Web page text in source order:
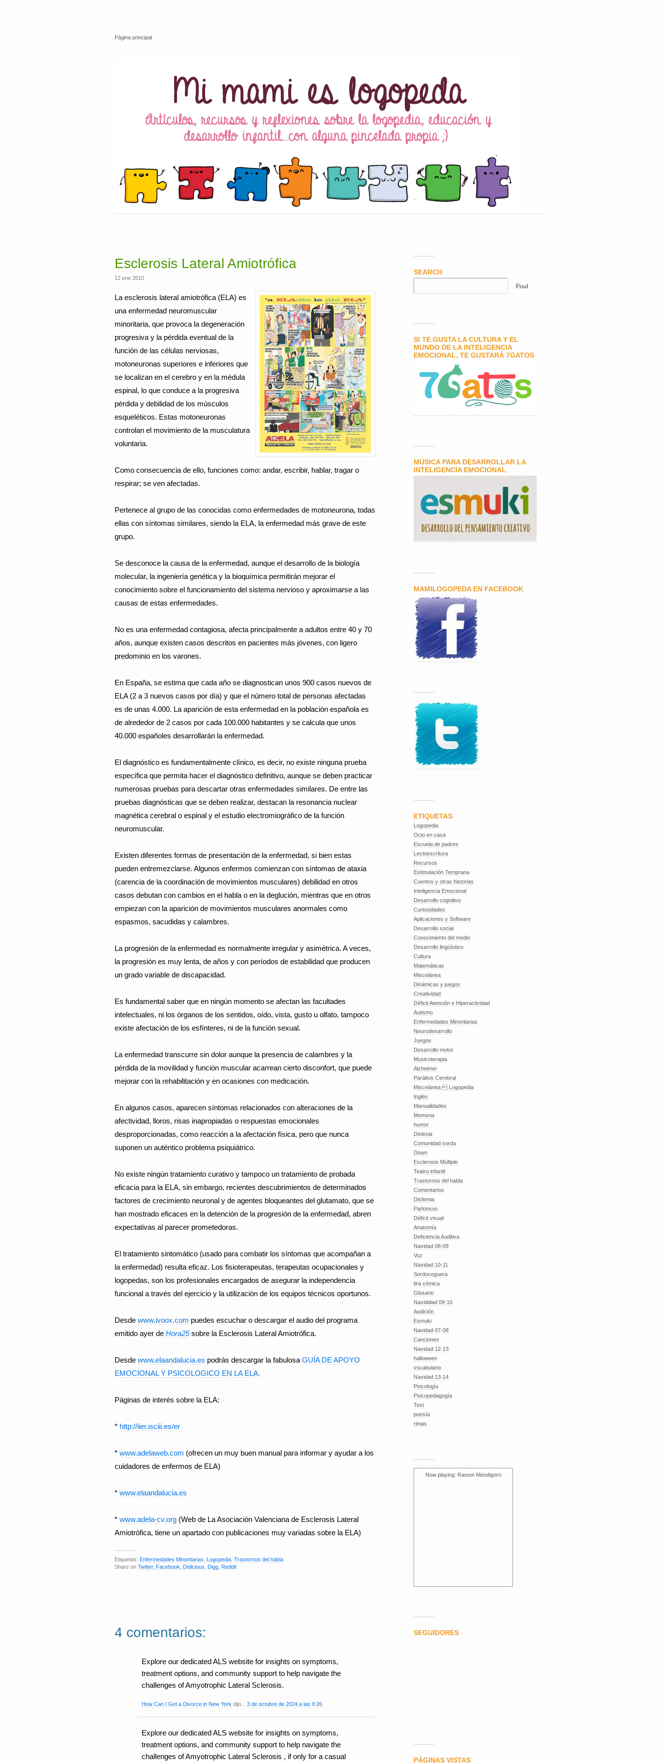
Página principal
Esclerosis Lateral Amiotrófica
12 ene 2010
La esclerosis lateral amiotrófica (ELA) es
una enfermedad neuromuscular
minoritaria, que provoca la degeneración
progresiva y la pérdida eventual de la
función de las células nerviosas,
motoneuronas superiores e inferiores que
se localizan en el cerebro y en la médula
espinal, lo que conduce a la progresiva
pérdida y debilidad de los músculos
esqueléticos. Estas motoneuronas
controlan el movimiento de la musculatura
voluntaria.
Como consecuencia de ello, funciones como: andar, escribir, hablar, tragar o
respirar; se ven afectadas.
Pertenece al grupo de las conocidas como enfermedades de motoneurona, todas
ellas con síntomas similares, siendo la ELA, la enfermedad más grave de este
grupo.
Se desconoce la causa de la enfermedad, aunque el desarrollo de la biología
molecular, la ingeniería genética y la bioquímica permitirán mejorar el
conocimiento sobre el funcionamiento del sistema nervioso y aproximarse a las
causas de estas enfermedades.
No es una enfermedad contagiosa, afecta principalmente a adultos entre 40 y 70
años, aunque existen casos descritos en pacientes más jóvenes, con ligero
predominio en los varones.
En España, se estima que cada año se diagnostican unos 900 casos nuevos de
ELA (2 a 3 nuevos casos por día) y que el número total de personas afectadas
es de unas 4.000. La aparición de esta enfermedad en la población española es
de alrededor de 2 casos por cada 100.000 habitantes y se calcula que unos
40.000 españoles desarrollarán la enfermedad.
El diagnóstico es fundamentalmente clínico, es decir, no existe ninguna prueba
específica que permita hacer el diagnóstico definitivo, aunque se deben practicar
numerosas pruebas para descartar otras enfermedades similares. De entre las
pruebas diagnósticas que se deben realizar, destacan la resonancia nuclear
magnética cerebral o espinal y el estudio electromiográfico de la función
neuromuscular.
Existen diferentes formas de presentación de la enfermedad, si bien estas
pueden entremezclarse. Algunos enfermos comienzan con síntomas de ataxia
(carencia de la coordinación de movimientos musculares) debilidad en otros
casos debutan con cambios en el habla o en la deglución, mientras que en otros
empiezan con la aparición de movimientos musculares anormales como
espasmos, sacudidas y calambres.
La progresión de la enfermedad es normalmente irregular y asimétrica. A veces,
la progresión es muy lenta, de años y con períodos de estabilidad que producen
un grado variable de discapacidad.
Es fundamental saber que en ningún momento se afectan las facultades
intelectuales, ni los órganos de los sentidos, oído, vista, gusto u olfato, tampoco
existe afectación de los esfínteres, ni de la función sexual.
La enfermedad transcurre sin dolor aunque la presencia de calambres y la
pérdida de la movilidad y función muscular acarrean cierto disconfort, que puede
mejorar con la rehabilitación y en ocasiones con medicación.
En algunos casos, aparecen síntomas relacionados con alteraciones de la
afectividad, lloros, risas inapropiadas o respuestas emocionales
desproporcionadas, como reacción a la afectación física, pero que nunca
suponen un auténtico problema psiquiátrico.
No existe ningún tratamiento curativo y tampoco un tratamiento de probada
eficacia para la ELA, sin embargo, recientes descubrimientos de determinados
factores de crecimiento neuronal y de agentes bloqueantes del glutamato, que se
han mostrado eficaces en la detención de la progresión de la enfermedad, abren
expectativas al parecer prometedoras.
El tratamiento sintomático (usado para combatir los síntomas que acompañan a
la enfermedad) resulta eficaz. Los fisioterapeutas, terapeutas ocupacionales y
logopedas, son los profesionales encargados de asegurar la independencia
funcional a través del ejercicio y la utilización de los equipos técnicos oportunos.
Desde www.ivoox.com puedes escuchar o descargar el audio del programa
emitido ayer de Hora25sobre la Esclerosis Lateral Amiotrófica.
Desde www.elaandalucia.es podrás descargar la fabulosa GUÍA DE APOYO
EMOCIONAL Y PSICOLOGICO EN LA ELA.
Páginas de interés sobre la ELA:
* http://iier.isciii.es/er
* www.adelaweb.com (ofrecen un muy buen manual para informar y ayudar a los
cuidadores de enfermos de ELA)
* www.elaandalucia.es
* www.adela-cv.org (Web de La Asociación Valenciana de Esclerosis Lateral
Amiotrófica, tiene un apartado con publicaciones muy variadas sobre la ELA)
Etiquetas: Enfermedades Minoritarias Logopedia Trastornos del habla
Share on Twitter, Facebook Delicious Digg Reddit
4 comentarios:
Explore our dedicated ALS website for insights on symptoms,
treatment options, and community support to help navigate the
challenges of Amyotrophic Lateral Sclerosis.
How Can I Get a Divorce in New York dijo... 3 de octubre de 2024 a las 9:26
Explore our dedicated ALS website for insights on symptoms,
treatment options, and community support to help navigate the
challenges of Amyotrophic Lateral Sclerosis , if only for a casual
SEARCH
SI TE GUSTA LA CULTURA Y EL
MUNDO DE LA INTELIGENCIA
EMOCIONAL, TE GUSTARÁ 7GATOS
MÚSICA PARA DESARROLLAR LA
INTELIGENCIA EMOCIONAL
MAMILOGOPEDA EN FACEBOOK
ETIQUETAS
Logopedia
Ocio en casa
Escuela de padres
Lectoescritura
Recursos
Estimulación Temprana
Cuentos y otras historias
Inteligencia Emocional
Desarrollo cognitivo
Curiosidades
Aplicaciones y Software
Desarrollo social
Conocimiento del medio
Desarrollo lingüístico
Cultura
Matemáticas
Miscelánea
Dinámicas y juegos
Creatividad
Déficit Atención e Hiperactividad
Autismo
Enfermedades Minoritarias
Neurodesarrollo
Juegos
Desarrollo motor
Musicoterapia
Alzheimer
Parálisis Cerebral
Miscelánea  Logopedia
Inglés
Manualidades
Memoria
humor
Dislexia
Comunidad sorda
Down
Esclerosis Múltiple
Teatro infantil
Trastornos del habla
Comentarios
Disfemia
Parkinson
Déficit visual
Anatomía
Deficiencia Auditiva
Navidad 08-09
Voz
Navidad 10-11
Sordoceguera
tira cómica
Glosario
Navididad 09-10
Audición
Esmuki
Navidad 07-08
Canciones
Navidad 12-13
halloween
vocabulario
Navidad 13-14
Psicología
Psicopedagogía
Test
poesía
rimas
Now playing: Ramon Mendigorri
SEGUIDORES
PÁGINAS VISTAS